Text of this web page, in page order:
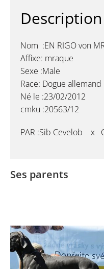
Description
Nom :EN RIGO von
Affixe: mraque
Sexe :Male
Race: Dogue
Né le :23/02/2012
cmku :20563/12
PAR :Sib Cevelob x
Ses parents